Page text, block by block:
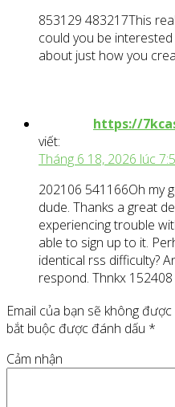
853129 483217This
could you be
about just how you
https://
viết:
Tháng 6 18, 2026 lúc
202106 541166Oh my
dude. Thanks a great
experiencing trouble
able to sign up to it.
identical rss difficulty?
respond. Thnkx 152408
Email của bạn sẽ không
bắt buộc được đánh dấu *
Cảm nhận